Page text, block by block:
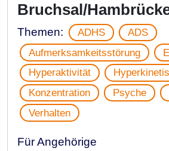
Bruchsal/
Themen: ADHS
ADS
Aufmerksamkeitsstörung
Hyperaktivität
Konzentration
Psyche
Verhalten
Für Angehörige